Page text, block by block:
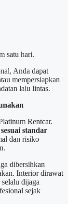
satu hari.
Anda dapat
mempersiapkan
lalu lintas.
Rentcar.
standar
dan risiko
dibersihkan
Interior dirawat
dijaga
sejak